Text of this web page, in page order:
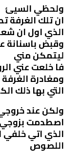
ولحظي السيئ
ان تلك الغرفة
الذي اول ان
وقبض باسنانة
ليتمكن مني
فا خلعت عني
ومغادرة الغرفة
التي بها ذلك
ولكن عند
اصطدمت بزوجي
الذي اتي خلفي
اللصوص